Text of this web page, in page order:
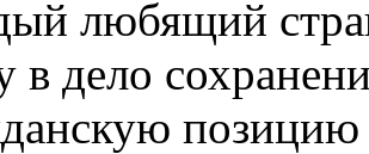
любящий
в дело